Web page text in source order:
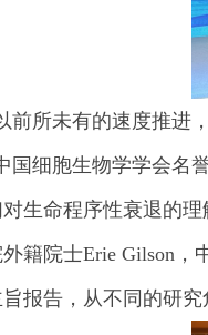
前所未有的速度推进
国细胞生物学学会名
生命程序性衰退的
籍院士Erie Gilson
报告，从不同的研究